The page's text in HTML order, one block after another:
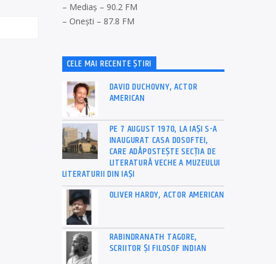
– Mediaș – 90.2 FM
– Onești – 87.8 FM
CELE MAI RECENTE ȘTIRI
DAVID DUCHOVNY, ACTOR
AMERICAN
PE 7 AUGUST 1970, LA IAŞI S-A
INAUGURAT CASA DOSOFTEI,
CARE ADĂPOSTEŞTE SECŢIA DE
LITERATURĂ VECHE A MUZEULUI
LITERATURII DIN IAŞI
OLIVER HARDY, ACTOR AMERICAN
RABINDRANATH TAGORE,
SCRIITOR ȘI FILOSOF INDIAN